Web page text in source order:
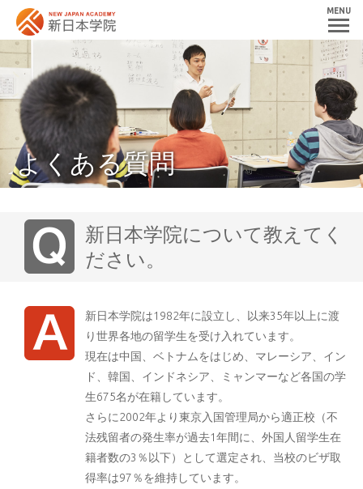
MENU
よくある質問
新日本学院について教えてく
ださい。
新日本学院は1982年に設立し、以来35年以上に渡
り世界各地の留学生を受け入れています。
現在は中国、ベトナムをはじめ、マレーシア、イン
ド、韓国、インドネシア、ミャンマーなど各国の学
生675名が在籍しています。
さらに2002年より東京入国管理局から適正校（不
法残留者の発生率が過去1年間に、外国人留学生在
籍者数の3％以下）として選定され、当校のビザ取
得率は97％を維持しています。